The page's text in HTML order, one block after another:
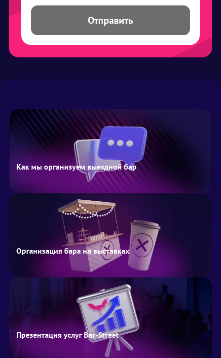
Отправить
Как мы организуем выездной бар
Организация бара на выставках
Презентация услуг Bar-Street